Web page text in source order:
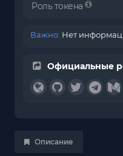
Роль токена
Важно: Нет
Официальные
Описание